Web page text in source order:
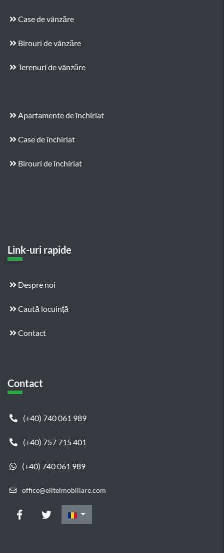
Case de vânzăre
Birouri de vânzăre
Terenuri de vânzăre
Apartamente de închiriat
Case de închiriat
Birouri de închiriat
Link-uri rapide
Despre noi
Caută locuință
Contact
Contact
(+40) 740 061 989
(+40) 757 715 401
(+40) 740 061 989
office@eliteimobiliare.com